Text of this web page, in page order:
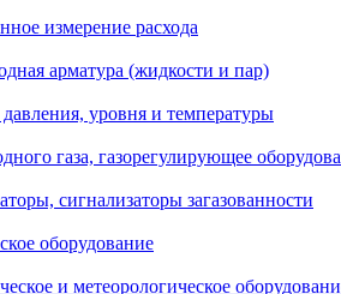
измерение расхода
арматура (жидкости и пар)
уровня и температуры
газа, газорегулирующее
сигнализаторы загазованности
оборудование
и метеорологическое